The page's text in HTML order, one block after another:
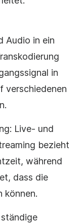
Audio in ein
in
verschiedenen
Live- und
bezieht
während
dass die
können.